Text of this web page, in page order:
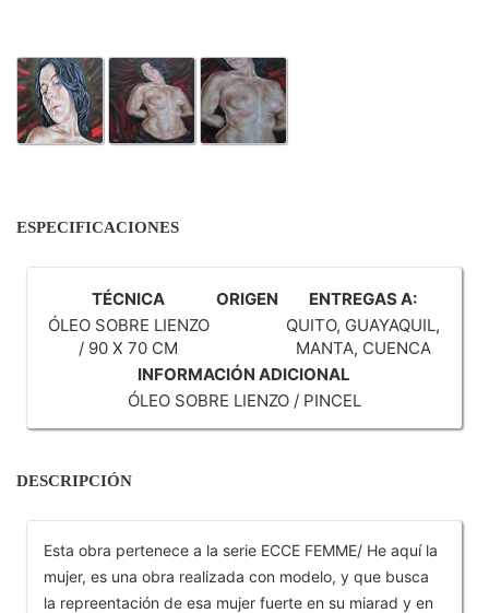
ESPECIFICACIONES
TÉCNICA ORIGEN
ENTREGAS A:
ÓLEO SOBRE LIENZO
/ 90 X 70 CM
QUITO, GUAYAQUIL,
MANTA, CUENCA
INFORMACIÓN ADICIONAL
ÓLEO SOBRE LIENZO / PINCEL
DESCRIPCIÓN
Esta obra pertenece a la serie ECCE FEMME/ He aquí la
mujer, es una obra realizada con modelo, y que busca
la repreentación de esa mujer fuerte en su miarad y en